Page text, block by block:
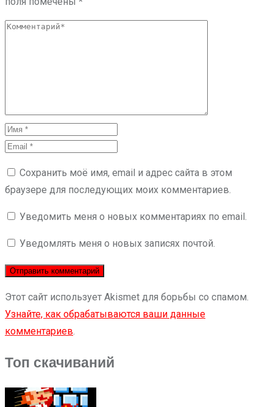
Сохранить моё имя, email и адрес сайта в этом
браузере для последующих моих комментариев.
Уведомить меня о новых комментариях по email.
Уведомлять меня о новых записях почтой.
Этот сайт использует Akismet для борьбы со спамом.
Узнайте, как обрабатываются ваши данные
комментариев
Топ скачиваний